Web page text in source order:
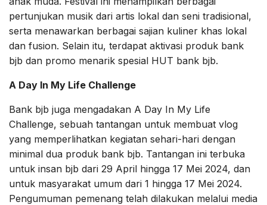
pertunjukan musik dari artis lokal dan seni tradisional,
serta menawarkan berbagai sajian kuliner khas lokal
dan fusion. Selain itu, terdapat aktivasi produk bank
bjb dan promo menarik spesial HUT bank bjb.
A Day In My Life Challenge
Bank bjb juga mengadakan A Day In My Life
Challenge, sebuah tantangan untuk membuat vlog
yang memperlihatkan kegiatan sehari-hari dengan
minimal dua produk bank bjb. Tantangan ini terbuka
untuk insan bjb dari 29 April hingga 17 Mei 2024, dan
untuk masyarakat umum dari 1 hingga 17 Mei 2024.
Pengumuman pemenang telah dilakukan melalui media